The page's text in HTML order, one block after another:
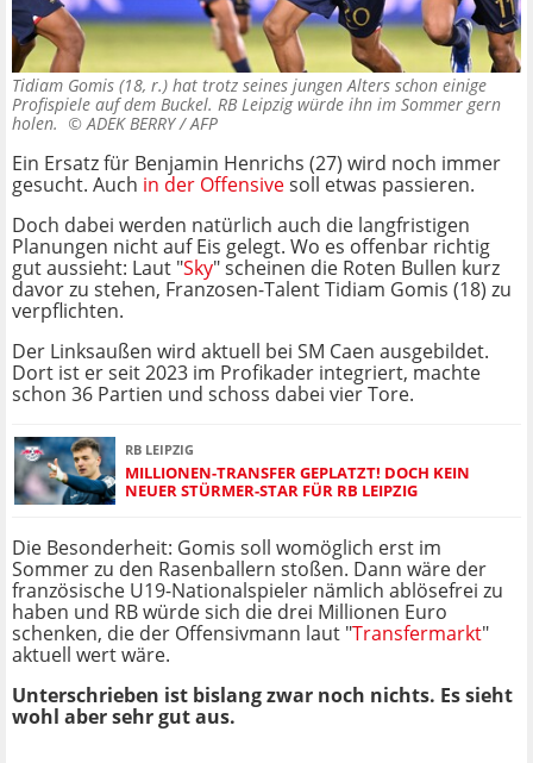
Tidiam Gomis (18, r.) hat trotz seines jungen Alters schon einige
Profispiele auf dem Buckel. RB Leipzig würde ihn im Sommer gern
holen. ©ADEK BERRY / AFP
Ein Ersatz für Benjamin Henrichs (27) wird noch immer
gesucht. Auch in der Offensivesoll etwas passieren.
Doch dabei werden natürlich auch die langfristigen
Planungen nicht auf Eis gelegt. Wo es offenbar richtig
gut aussieht: Laut "Sky" scheinen die Roten Bullen kurz
davor zu stehen, Franzosen-Talent Tidiam Gomis (18) zu
verpflichten.
Der Linksaußen wird aktuell bei SM Caen ausgebildet.
Dort ist er seit 2023 im Profikader integriert, machte
schon 36 Partien und schoss dabei vier Tore.
RB LEIPZIG
MILLIONEN-TRANSFER GEPLATZT! DOCH KEIN
NEUER STÜRMER-STAR FÜR RB LEIPZIG
Die Besonderheit: Gomis soll womöglich erst im
Sommer zu den Rasenballern stoßen. Dann wäre der
französische U19-Nationalspieler nämlich ablösefrei zu
haben und RB würde sich die drei Millionen Euro
schenken, die der Offensivmann laut "Transfermarkt"
aktuell wert wäre.
Unterschrieben ist bislang zwar noch nichts. Es sieht
wohl aber sehr gut aus.